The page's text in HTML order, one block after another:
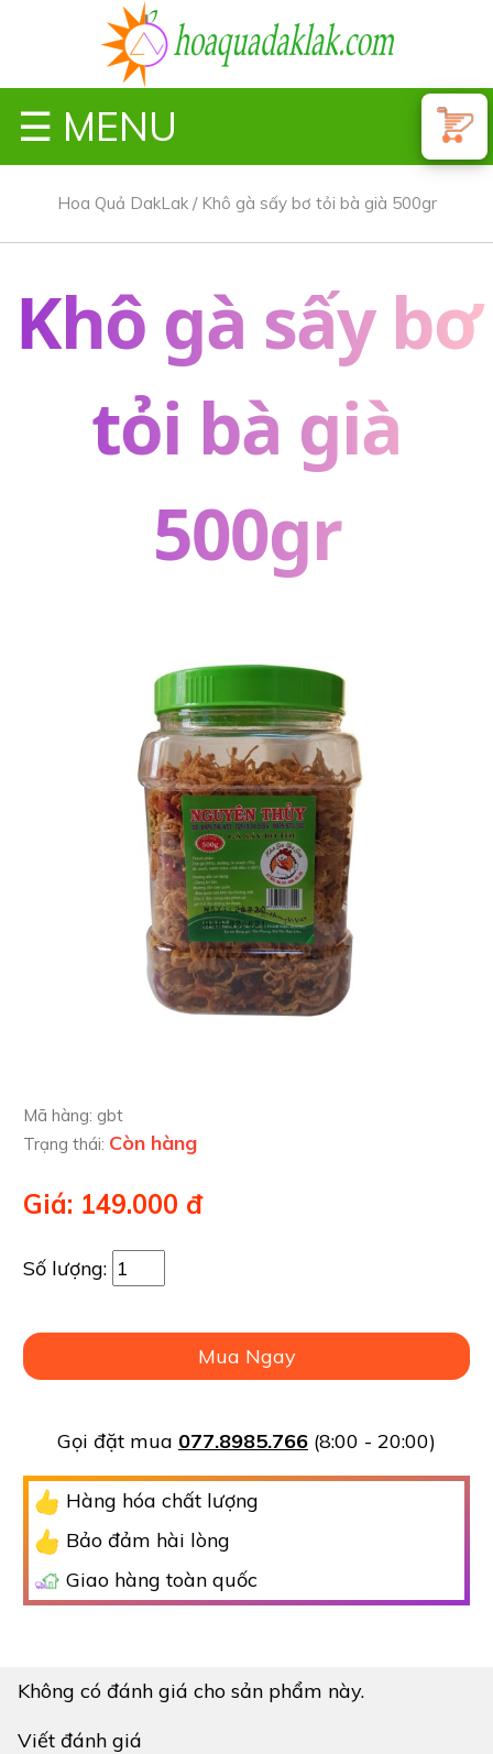
☰ MENU
Hoa Quả DakLak/ Khô gà sấy bơ tỏi bà già 500gr
Khô gà sấy bơ
tỏi bà già
500gr
Mã hàng: gbt
Trạng thái: Còn hàng
Giá: 149.000 đ
Số lượng:
Gọi đặt mua 077.8985.766 (8:00 - 20:00)
Hàng hóa chất lượng
Bảo đảm hài lòng
Giao hàng toàn quốc
Không có đánh giá cho sản phẩm này.
Viết đánh giá